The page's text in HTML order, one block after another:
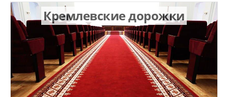
Кремлевские дорожки